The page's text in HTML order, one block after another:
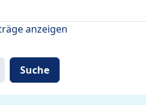
anzeigen